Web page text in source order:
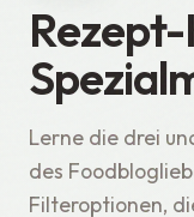
Lerne die drei
des
Filteroptionen,